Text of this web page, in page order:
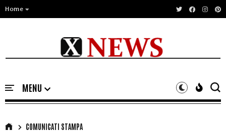
Home
COMUNICATI STAMPA